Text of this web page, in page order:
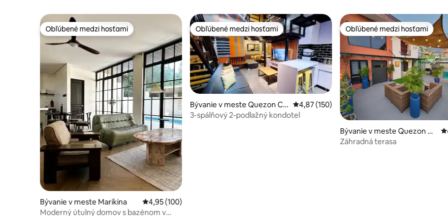
Obľúbené medzi hosťami
Obľúbené medzi hosťami
Bývanie v meste Marikina Priemerné ohodnotenie 4,95 z 5, počet hodnotení: 100
4,95 (100)
Moderný útulný domov s bazénom v
Obľúbené medzi hosťami
Obľúbené medzi hosťami
Bývanie v meste Quezon Cit
y
Priemerné ohodnotenie 4,87 z 5, počet
4,87 (150)
3-spálňový 2-podlažný kondotel
Obľúbené medzi hosťami
Obľúbené medzi hosťami
Bývanie v meste Quezon Ci
ty
Záhradná terasa